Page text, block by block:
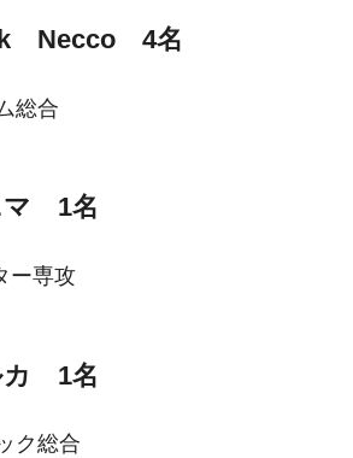
Necco 4名
総合
マ 1名
ー専攻
カ 1名
ク総合